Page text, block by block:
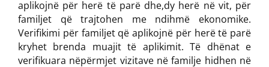
aplikojnë për herë të parë dhe,dy herë në vit, për
familjet që trajtohen me ndihmë ekonomike.
Verifikimi për familjet që aplikojnë për herë të parë
kryhet brenda muajit të aplikimit. Të dhënat e
verifikuara nëpërmjet vizitave në familje hidhen në